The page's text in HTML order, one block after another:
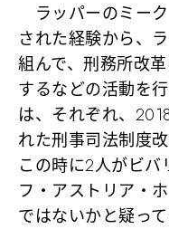
ラッパーのミー
された経験から、
組んで、刑務所改
するなどの活動を
は、それぞれ、
れた刑事司法制度
この時に2人がビ
フ・アストリア・
ではないかと疑って